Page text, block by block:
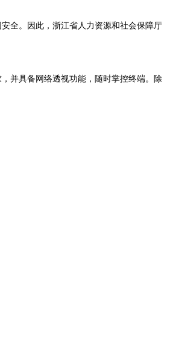
全。因此，浙江省人力资源和社会保障厅
并具备网络透视功能，随时掌控终端。除